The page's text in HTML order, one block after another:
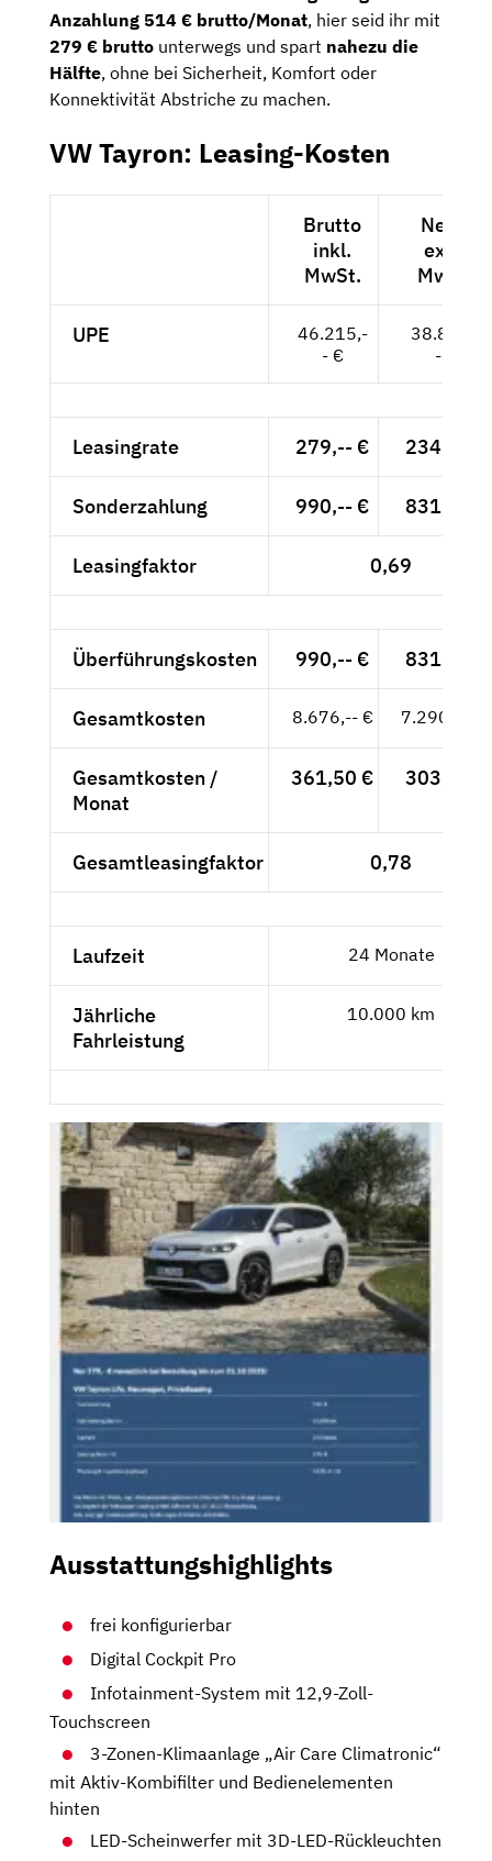
Anzahlung 514 € brutto/Monat, hier seid ihr mit
279 € brutto unterwegs und spart nahezu die
Hälfte, ohne bei Sicherheit, Komfort oder
Konnektivität Abstriche zu machen.
VW Tayron: Leasing-Kosten
Brutto
inkl.
MwSt.
Netto
exkl.
MwSt.
UPE
46.215,-
- €
38.836,-
- €
Leasingrate 279,-- € 234,45 €
Sonderzahlung 990,-- € 831,93 €
Leasingfaktor 0,69
Überführungskosten 990,-- € 831,93 €
Gesamtkosten 8.676,-- € 7.290,76 €
Gesamtkosten /
Monat
361,50 € 303,78 €
Gesamtleasingfaktor 0,78
Laufzeit 24 Monate
Jährliche
Fahrleistung
10.000 km
Ausstattungshighlights
frei konfigurierbar
Digital Cockpit Pro
Infotainment-System mit 12,9-Zoll-
Touchscreen
3-Zonen-Klimaanlage „Air Care Climatronic“
mit Aktiv-Kombifilter und Bedienelementen
hinten
LED-Scheinwerfer mit 3D-LED-Rückleuchten